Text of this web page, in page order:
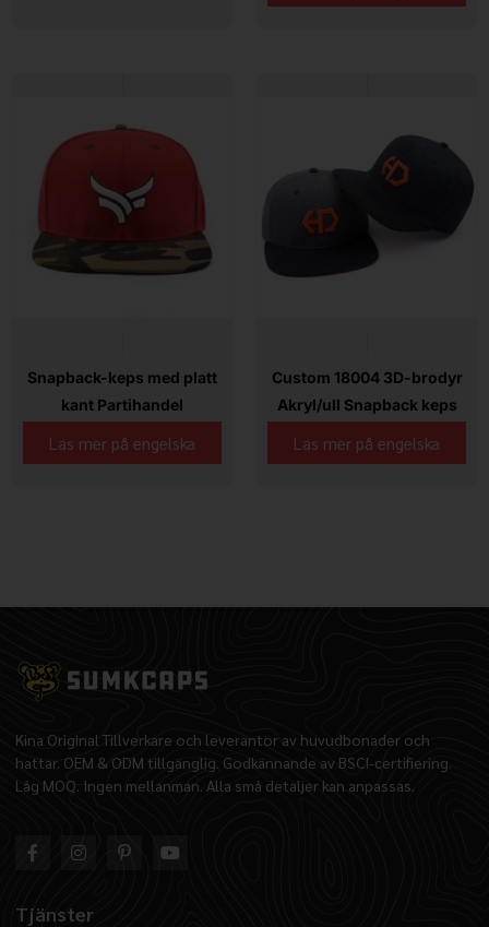
Snapback-keps med platt
kant Partihandel
Läs mer på engelska
Custom 18004 3D-brodyr
Akryl/ull Snapback keps
Läs mer på engelska
Kina Original Tillverkare och leverantör av huvudbonader och
hattar. OEM & ODM tillgänglig. Godkännande av BSCI-certifiering.
Låg MOQ. Ingen mellanman. Alla små detaljer kan anpassas.
Tjänster